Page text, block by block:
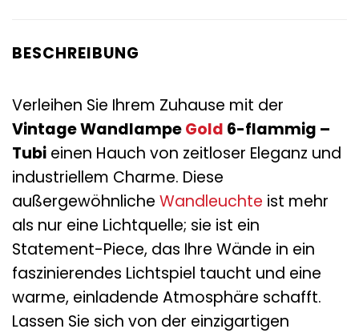
BESCHREIBUNG
Verleihen Sie Ihrem Zuhause mit der
Vintage WandlampeGold 6-flammig –
Tubi einen Hauch von zeitloser Eleganz und
industriellem Charme. Diese
außergewöhnliche Wandleuchte ist mehr
als nur eine Lichtquelle; sie ist ein
Statement-Piece, das Ihre Wände in ein
faszinierendes Lichtspiel taucht und eine
warme, einladende Atmosphäre schafft.
Lassen Sie sich von der einzigartigen